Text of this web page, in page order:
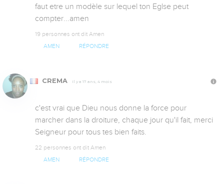
faut etre un modèle sur lequel ton Eglse peut
compter...amen
19 personnes ont dit Amen
AMEN RÉPONDRE
CREMA Il y a 17 ans, 4 mois
c'est vrai que Dieu nous donne la force pour
marcher dans la droiture, chaque jour qu'il fait, merci
Seigneur pour tous tes bien faits.
22 personnes ont dit Amen
AMEN RÉPONDRE